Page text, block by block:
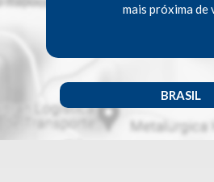
mais próxima de
BRASIL